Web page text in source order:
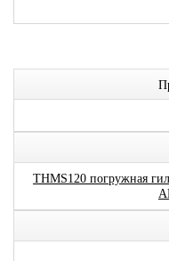
THMS120 погружная